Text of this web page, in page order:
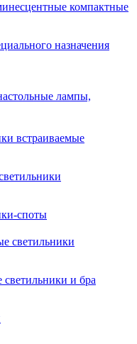
компактные
назначения
лампы,
встраиваемые
споты
светильники
и бра